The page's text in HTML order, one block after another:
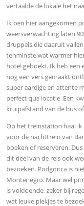
vertaalde de lokale het
Ik ben hier aangekomen
weersverwachting laten
druppels die daaruit
tenminste wat warmer
hotel geboekt. Ik heb een
nog een vers gemaakt
super aardige en attente
perfect qua locatie. Een
kruipafstand van de bus
Op het treinstation haal
voor de nachttrein van
boeken of reserveren.
dit deel van de reis ook
bezoeken. Podgorica is
Montenegro. Maar wel
isvoldoende, zeker bij
wat leuke plekjes te